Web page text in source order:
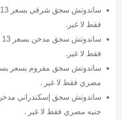
فقط لا غير.
فقط لا غير.
مصري فقط لا غير .
جنيه مصري فقط لا غير .